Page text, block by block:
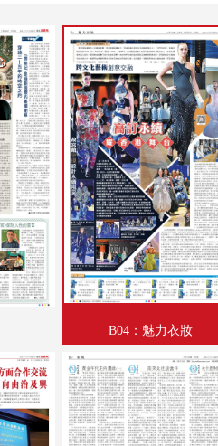
B04：魅力衣妝